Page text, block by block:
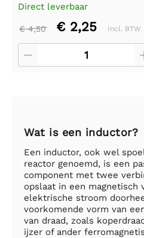
Direct leverbaar
€ 4,50 € 2,25 Incl. BTW
Wat is een inductor?
Een inductor, ook wel
reactor genoemd, is een
component met twee
opslaat in een magnetisch
elektrische stroom
voorkomende vorm van
van draad, zoals
ijzer of ander